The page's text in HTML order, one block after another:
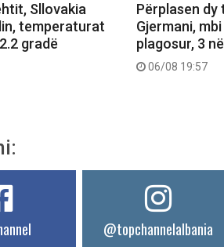
Sllovakia
temperaturat
gradë
Përplasen dy
Gjermani,
plagosur, 3
06/08 19:57
@topchannelalbania